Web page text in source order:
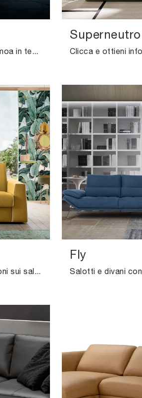
Cerchi salotti e divani Samoa in tessuto? Clicca e ottieni informazioni sul modello Blank Minimal per spazi design.
Superneutro
Fly